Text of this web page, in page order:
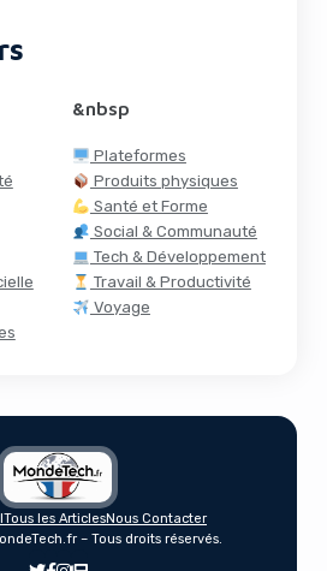
&nbsp
Plateformes
Produits physiques
Santé et Forme
Social & Communauté
Tech & Développement
Travail & Productivité
Voyage
Tous les ArticlesNous Contacter
– Tous droits réservés.
Edits, Son Appli de
Rivale de CapCut